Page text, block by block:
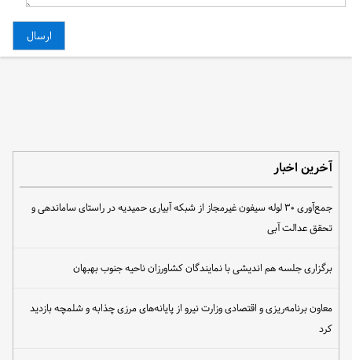
آخرین اخبار
جمع‌آوری ۳۰ لوله سیفون غیرمجاز از شبکه آبیاری حمیدیه در راستای ساماندهی و
تحقق عدالت آبی
برگزاری جلسه هم اندیشی با نمایندگان کشاورزان ناحیه جنوب بهبهان
معاون برنامه‌ریزی و اقتصادی وزارت نیرو از پایانه‌های مرزی چذابه و شلمچه بازدید
کرد